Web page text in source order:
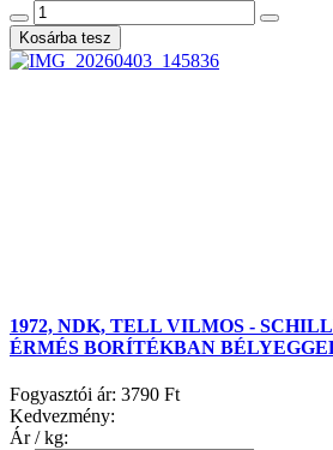
1972, NDK, TELL VILMOS -
ÉRMÉS BORÍTÉKBAN
Fogyasztói ár: 3790 Ft
Kedvezmény:
Ár / kg: